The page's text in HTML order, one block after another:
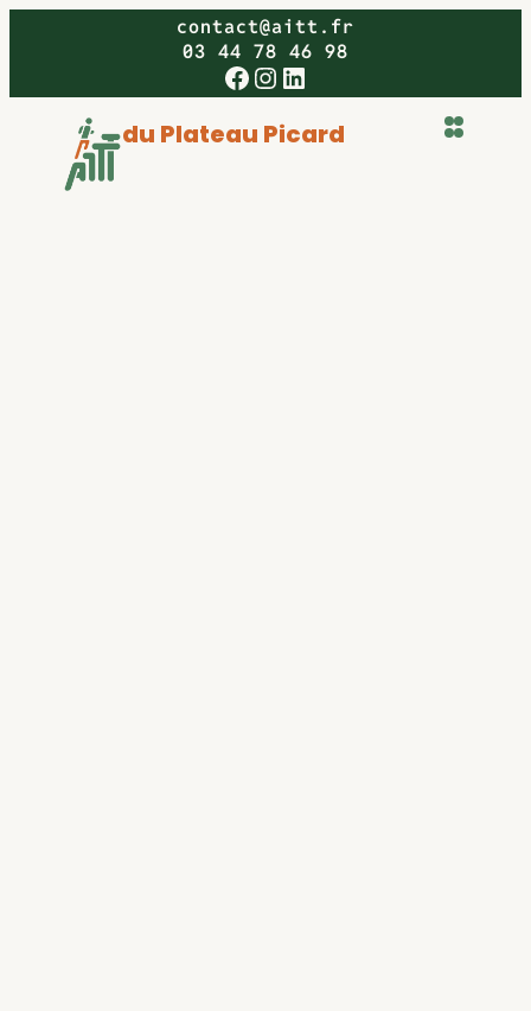
contact@aitt.fr
03 44 78 46 98
Facebook
Instagram
LinkedIn
du Plateau Picard